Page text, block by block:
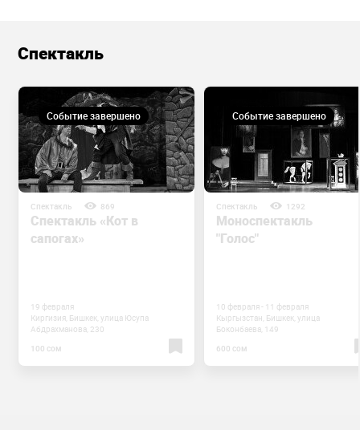
Спектакль
Событие завершено
Спектакль 869
Спектакль «Кот в
сапогах»
19 февраля
Киргизия, Бишкек, улица Юсупа
Абдрахманова, 230
100 сом
Событие завершено
Спектакль 1292
Моноспектакль
"Голос"
10 февраля - 11 февраля
Кыргызстан, Бишкек, улица
Боконбаева, 149
600 сом